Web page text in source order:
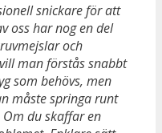
snickare för att
oss har nog en del
och
man förstås snabbt
som behövs, men
måste springa runt
du skaffar en